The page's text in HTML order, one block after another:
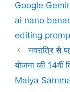
Google
ai nano
editing
नवरात्रि से
योजना की
Maiya